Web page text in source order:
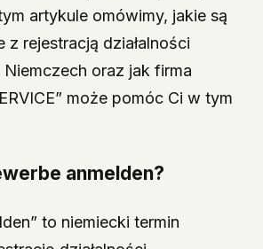
artykule omówimy, jakie są
rejestracją działalności
oraz jak firma
może pomóc Ci w tym
anmelden?
to niemiecki termin